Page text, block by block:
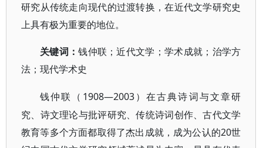
研究从传统走向现代的过渡转换，在近代文学研究史
上具有极为重要的地位。
关键词：钱仲联；近代文学；学术成就；治学方
法；现代学术史
钱仲联（ 1908—2003）在古典诗词与文章研
究、诗文理论与批评研究、传统诗词创作、古代文学
教育等多个方面都取得了杰出成就，成为公认的20世